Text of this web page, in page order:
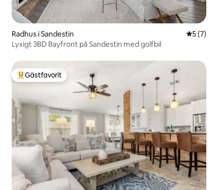
Radhus i Sandestin 5 av 5 i
5 (7)
Lyxigt 3BD Bayfront på Sandestin med golfbil
Populär gästfavorit
Gästfavorit